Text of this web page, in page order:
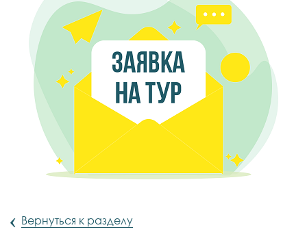
‹ Вернуться к разделу